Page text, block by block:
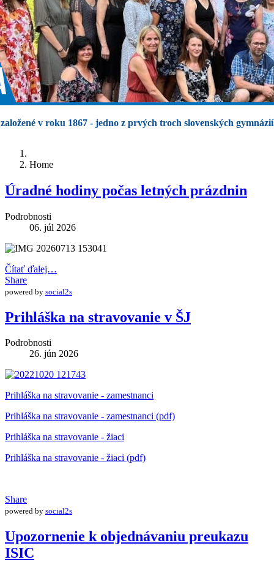
založené v roku 1867 - jedno z prvých troch slovenských gymnázií
Home
Úradné hodiny počas letných prázdnin
Podrobnosti
06. júl 2026
Čítať ďalej…
Share
powered by social2s
Prihláška na stravovanie v ŠJ
Podrobnosti
26. jún 2026
Prihláška na stravovanie - zamestnanci
Prihláška na stravovanie - zamestnanci (pdf)
Prihláška na stravovanie - žiaci
Prihláška na stravovanie - žiaci (pdf)
Share
powered by social2s
Upozornenie k objednávaniu preukazu
ISIC